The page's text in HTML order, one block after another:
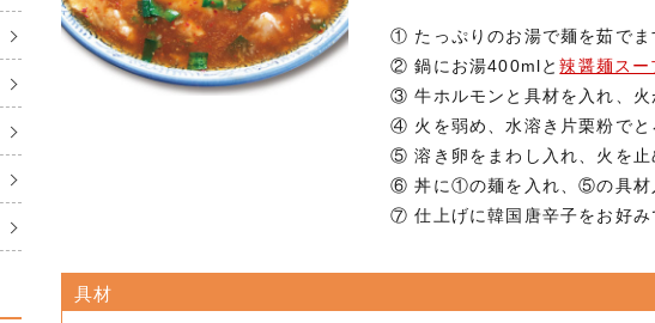
① たっぷりのお湯で麺を茹でま
② 鍋にお湯400mlと辣醤麺スー
③ 牛ホルモンと具材を入れ、
④ 火を弱め、水溶き片栗粉でと
⑤ 溶き卵をまわし入れ、火を止
⑥ 丼に①の麺を入れ、⑤の具材
⑦ 仕上げに韓国唐辛子をお好
具材